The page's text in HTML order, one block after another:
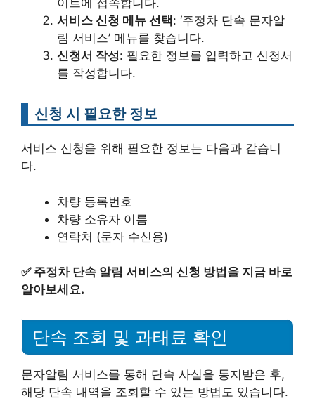
이트에 접속합니다.
서비스 신청 메뉴 선택: ‘주정차 단속 문자알
림 서비스’ 메뉴를 찾습니다.
신청서 작성: 필요한 정보를 입력하고 신청서
를 작성합니다.
신청 시 필요한 정보
서비스 신청을 위해 필요한 정보는 다음과 같습니
다.
차량 등록번호
차량 소유자 이름
연락처 (문자 수신용)
✅ 주정차 단속 알림 서비스의 신청 방법을 지금 바로
알아보세요.
단속 조회 및 과태료 확인
문자알림 서비스를 통해 단속 사실을 통지받은 후,
해당 단속 내역을 조회할 수 있는 방법도 있습니다.